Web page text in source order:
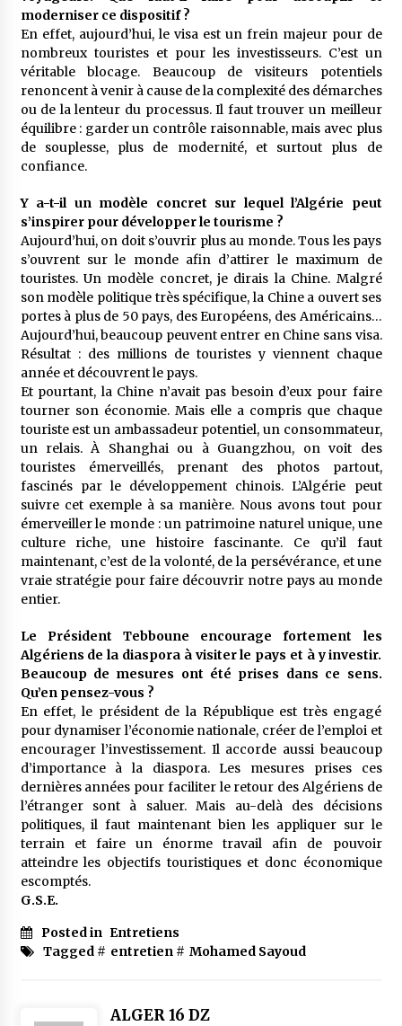
moderniser ce dispositif ?
En effet, aujourd’hui, le visa est un frein majeur pour de
nombreux touristes et pour les investisseurs. C’est un
véritable blocage. Beaucoup de visiteurs potentiels
renoncent à venir à cause de la complexité des démarches
ou de la lenteur du processus. Il faut trouver un meilleur
équilibre : garder un contrôle raisonnable, mais avec plus
de souplesse, plus de modernité, et surtout plus de
confiance.
Y a-t-il un modèle concret sur lequel l’Algérie peut
s’inspirer pour développer le tourisme ?
Aujourd’hui, on doit s’ouvrir plus au monde. Tous les pays
s’ouvrent sur le monde afin d’attirer le maximum de
touristes. Un modèle concret, je dirais la Chine. Malgré
son modèle politique très spécifique, la Chine a ouvert ses
portes à plus de 50 pays, des Européens, des Américains…
Aujourd’hui, beaucoup peuvent entrer en Chine sans visa.
Résultat : des millions de touristes y viennent chaque
année et découvrent le pays.
Et pourtant, la Chine n’avait pas besoin d’eux pour faire
tourner son économie. Mais elle a compris que chaque
touriste est un ambassadeur potentiel, un consommateur,
un relais. À Shanghai ou à Guangzhou, on voit des
touristes émerveillés, prenant des photos partout,
fascinés par le développement chinois. L’Algérie peut
suivre cet exemple à sa manière. Nous avons tout pour
émerveiller le monde : un patrimoine naturel unique, une
culture riche, une histoire fascinante. Ce qu’il faut
maintenant, c’est de la volonté, de la persévérance, et une
vraie stratégie pour faire découvrir notre pays au monde
entier.
Le Président Tebboune encourage fortement les
Algériens de la diaspora à visiter le pays et à y investir.
Beaucoup de mesures ont été prises dans ce sens.
Qu’en pensez-vous ?
En effet, le président de la République est très engagé
pour dynamiser l’économie nationale, créer de l’emploi et
encourager l’investissement. Il accorde aussi beaucoup
d’importance à la diaspora. Les mesures prises ces
dernières années pour faciliter le retour des Algériens de
l’étranger sont à saluer. Mais au-delà des décisions
politiques, il faut maintenant bien les appliquer sur le
terrain et faire un énorme travail afin de pouvoir
atteindre les objectifs touristiques et donc économique
escomptés.
G.S.E.
Posted in Entretiens
Tagged # entretien# Mohamed Sayoud
ALGER 16 DZ